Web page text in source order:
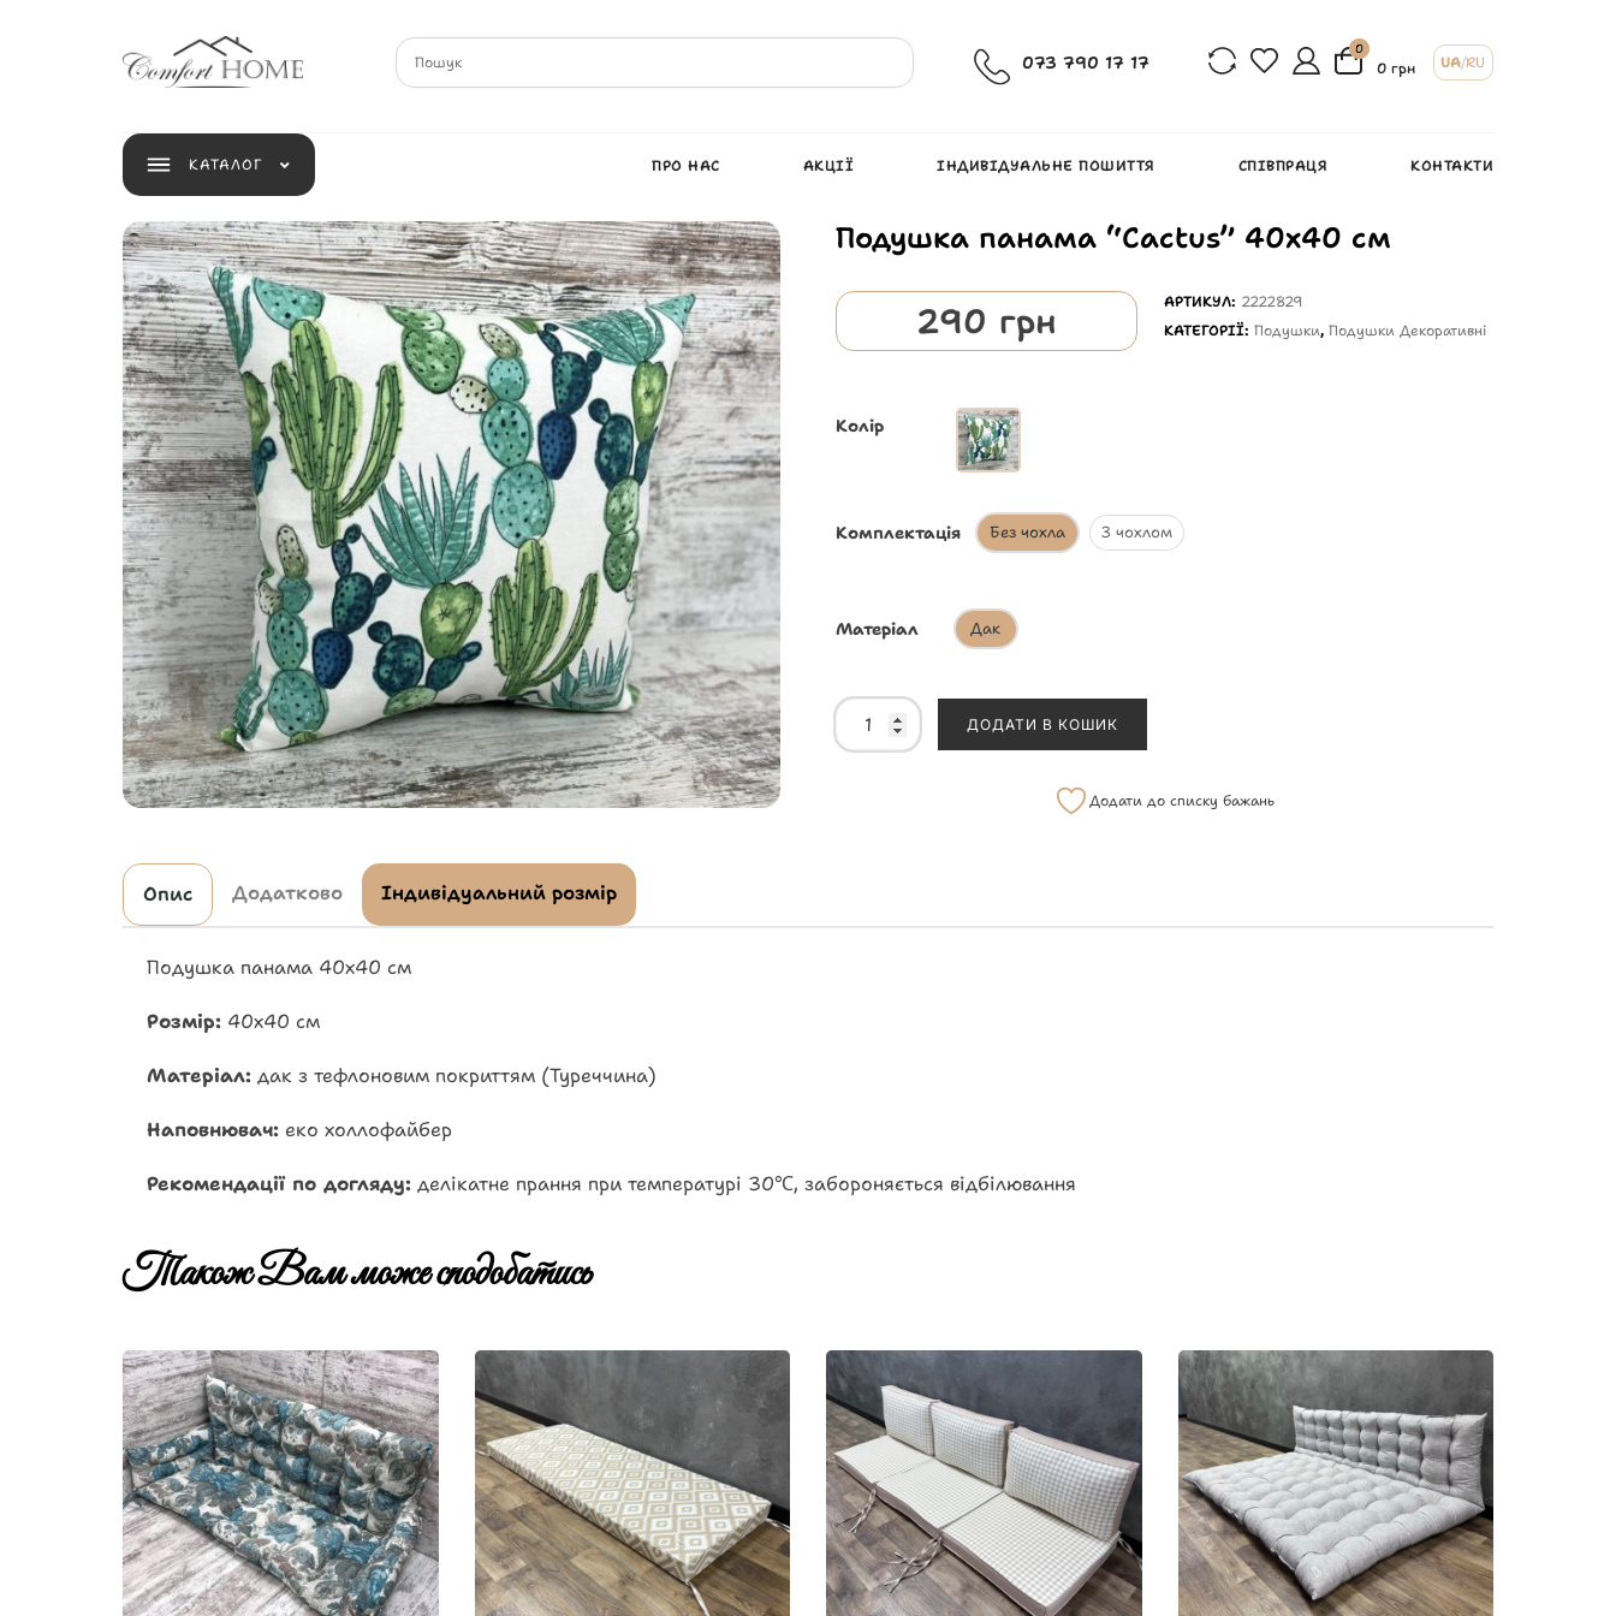
073 790 17 17
0
0 грн UA/RU
КАТАЛОГ ПРО НАС АКЦІЇ ІНДИВІДУАЛЬНЕ ПОШИТТЯ СПІВПРАЦЯ КОНТАКТИ
Подушка панама “Cactus” 40х40 см
290 грн АРТИКУЛ: 2222829
КАТЕГОРІЇ:Подушки,Подушки Декоративні
Колір
Комплектація Без чохла З чохлом
Матеріал Дак
ДОДАТИ В КОШИК
Додати до списку бажань
Опис Додатково Індивідуальний розмір
Подушка панама 40х40 см
Розмір: 40х40 см
Матеріал: дак з тефлоновим покриттям (Туреччина)
Наповнювач: еко холлофайбер
Рекомендації по догляду: делікатне прання при температурі 30℃, забороняється відбілювання
Також Вам може сподобатись